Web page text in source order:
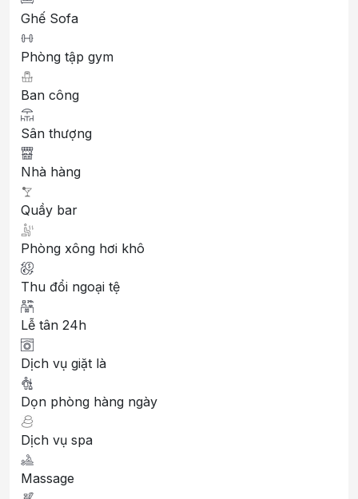
Ghế Sofa
Phòng tập gym
Ban công
Sân thượng
Nhà hàng
Quầy bar
Phòng xông hơi khô
Thu đổi ngoại tệ
Lễ tân 24h
Dịch vụ giặt là
Dọn phòng hàng ngày
Dịch vụ spa
Massage